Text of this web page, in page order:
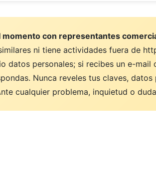
momento con representantes
ni tiene actividades fuera de
datos personales; si recibes un e-
Nunca reveles tus claves,
cualquier problema, inquietud o